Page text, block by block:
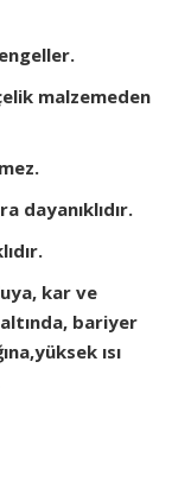
malzemeden
dayanıklıdır.
kar ve
bariyer
ısı